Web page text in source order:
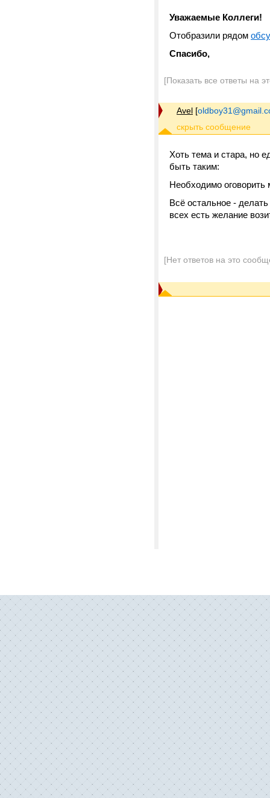
Уважаемые Коллеги!
Отобразили рядом
Спасибо,
[Показать все ответы на
Avel [
Хоть тема и стара, но
быть таким:
Необходимо
Всё остальное -
всех есть желание
[Нет ответов на это